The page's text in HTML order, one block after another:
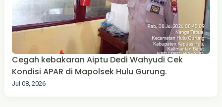
Cegah kebakaran Aiptu Dedi Wahyudi Cek
Kondisi APAR di Mapolsek Hulu Gurung.
Jul 08, 2026